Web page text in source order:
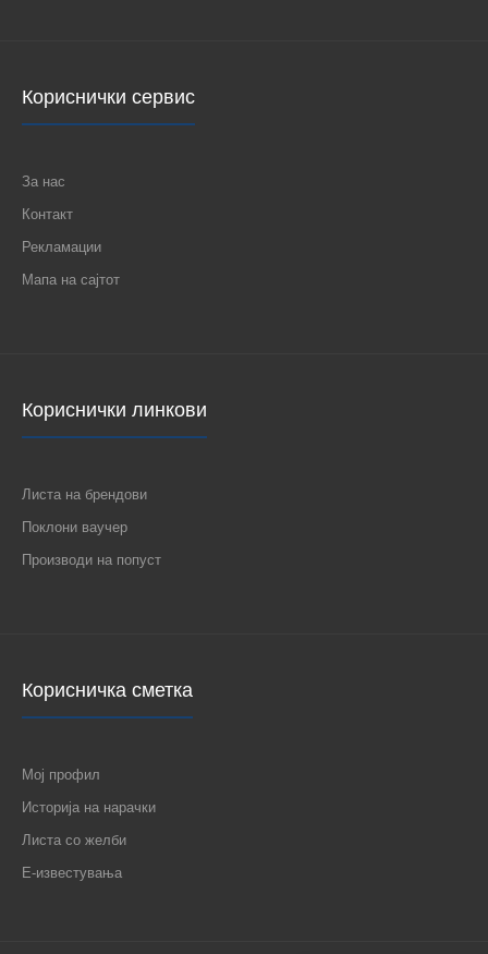
Кориснички сервис
За нас
Контакт
Рекламации
Мапа на сајтот
Кориснички линкови
Листа на брендови
Поклони ваучер
Производи на попуст
Корисничка сметка
Мој профил
Историја на нарачки
Листа со желби
Е-известувања